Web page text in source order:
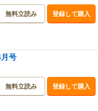
無料立読み 登録して購入
号
無料立読み 登録して購入